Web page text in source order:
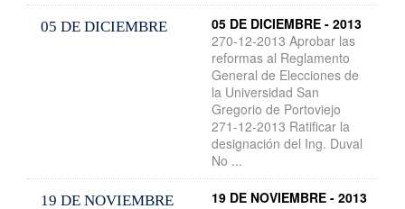
05 DE DICIEMBRE
05 DE DICIEMBRE - 2013
270-12-2013 Aprobar las
reformas al Reglamento
General de Elecciones de
la Universidad San
Gregorio de Portoviejo
271-12-2013 Ratificar la
designación del Ing. Duval
No ...
19 DE NOVIEMBRE
19 DE NOVIEMBRE - 2013